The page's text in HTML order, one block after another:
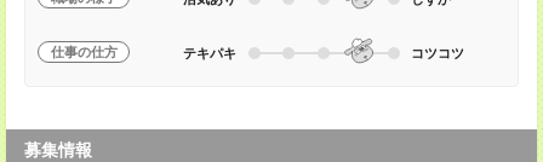
仕事の仕方 テキパキ コツコツ
募集情報